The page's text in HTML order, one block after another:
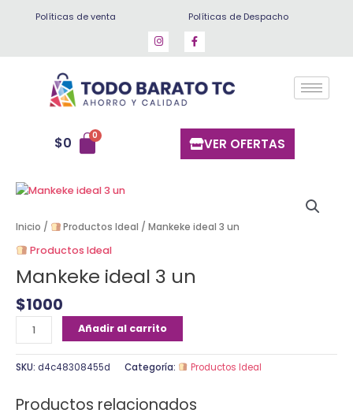
Políticas de venta Políticas de Despacho
$0 VER OFERTAS
Inicio / Productos Ideal / Mankeke ideal 3 un
Productos Ideal
Mankeke ideal 3 un
$1000
Mankeke
3
cantidad
Añadir al carrito
SKU: d4c48308455d Categoría: Productos Ideal
Productos relacionados